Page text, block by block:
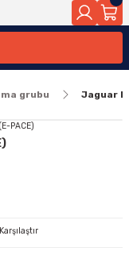
grubu Jaguar
Karşılaştır